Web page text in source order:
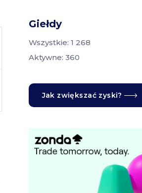
Giełdy
Wszystkie: 1 268
Aktywne: 360
Jak zwiększać zyski?